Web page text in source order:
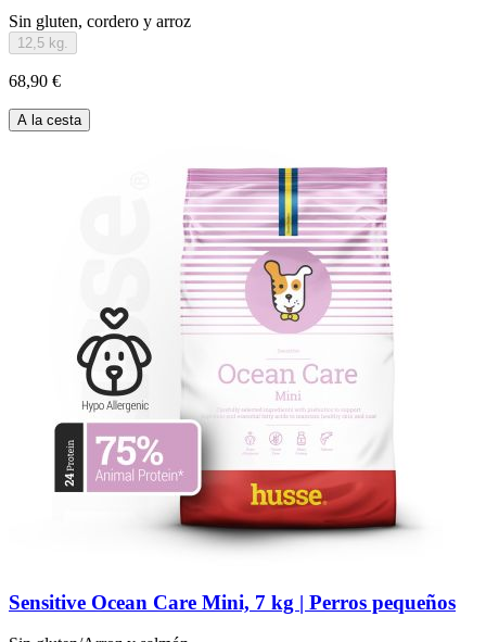
Sin gluten, cordero y arroz
12,5 kg.
68,90 €
A la cesta
Sensitive Ocean Care Mini, 7 kg | Perros pequeños